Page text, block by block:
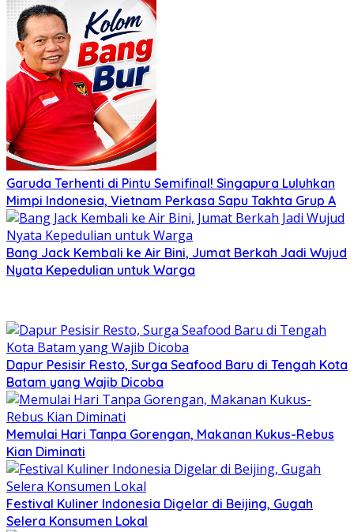
Garuda Terhenti di Pintu Semifinal! Singapura Luluhkan
Mimpi Indonesia, Vietnam Perkasa Sapu Takhta Grup A
Bang Jack Kembali ke Air Bini, Jumat Berkah Jadi Wujud
Nyata Kepedulian untuk Warga
Dapur Pesisir Resto, Surga Seafood Baru di Tengah Kota
Batam yang Wajib Dicoba
Memulai Hari Tanpa Gorengan, Makanan Kukus-Rebus
Kian Diminati
Festival Kuliner Indonesia Digelar di Beijing, Gugah
Selera Konsumen Lokal